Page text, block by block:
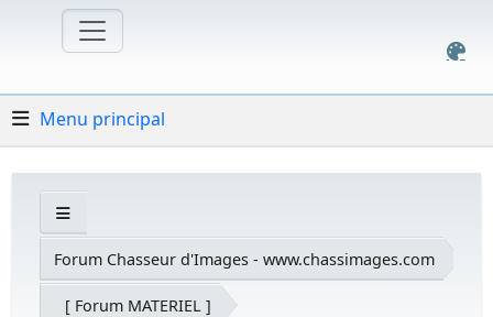
Menu principal
Forum Chasseur d'Images - www.chassimages.com
[ Forum MATERIEL ]